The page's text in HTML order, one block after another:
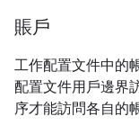
賬戶
工作配置文件中的
配置文件用戶邊界
序才能訪問各自的